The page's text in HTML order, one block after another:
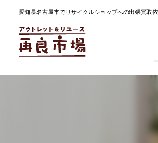
愛知県名古屋市でリサイクルショップへの出張買取